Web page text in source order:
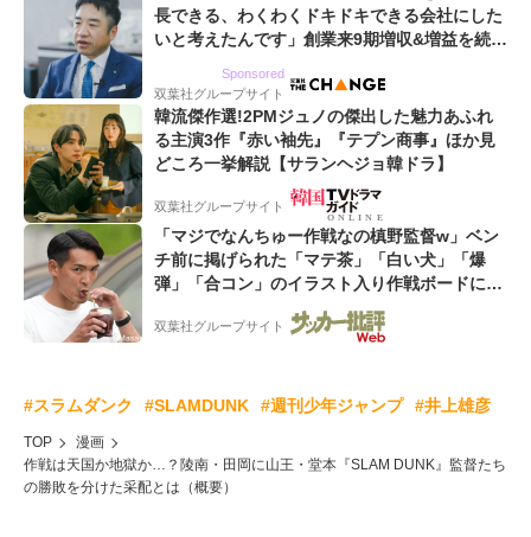
長できる、わくわくドキドキできる会社にした
いと考えたんです」創業来9期増収&増益を続け
Sponsored
双葉社グループサイト
韓流傑作選!2PMジュノの傑出した魅力あふれ
る主演3作『赤い袖先』『テプン商事』ほか見
どころ一挙解説【サランヘジョ韓ドラ】
双葉社グループサイト
「マジでなんちゅー作戦なの槙野監督w」ベン
チ前に掲げられた「マテ茶」「白い犬」「爆
弾」「合コン」のイラスト入り作戦ボードにフ
ァン困惑!「想像よりデカくて吹いた」
双葉社グループサイト
#スラムダンク #SLAMDUNK #週刊少年ジャンプ #井上雄彦
TOP
漫画
作戦は天国か地獄か…？陵南・田岡に山王・堂本『SLAM DUNK』監督たち
の勝敗を分けた采配とは（概要）